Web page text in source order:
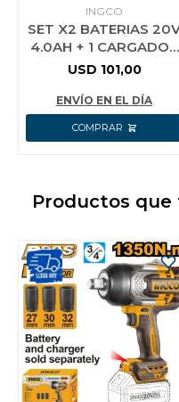
INGCO
SET X2 BATERIAS
4.0AH + 1 CARGADOR
INGCO FBCPK2013
USD 101,00
ENVÍO EN EL DÍA
Productos